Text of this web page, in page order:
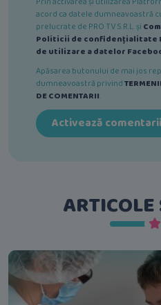
acord ca datele dumneavoastră
prelucrate de PRO TV S.R.L. și
Politicii de confidențialitate
de utilizare a datelor
Apăsarea butonului de mai jos
dumneavoastră privind
DE COMENTARII.
Activează